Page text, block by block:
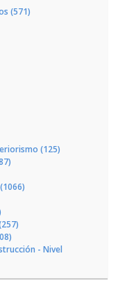
(571)
(125)
- Nivel